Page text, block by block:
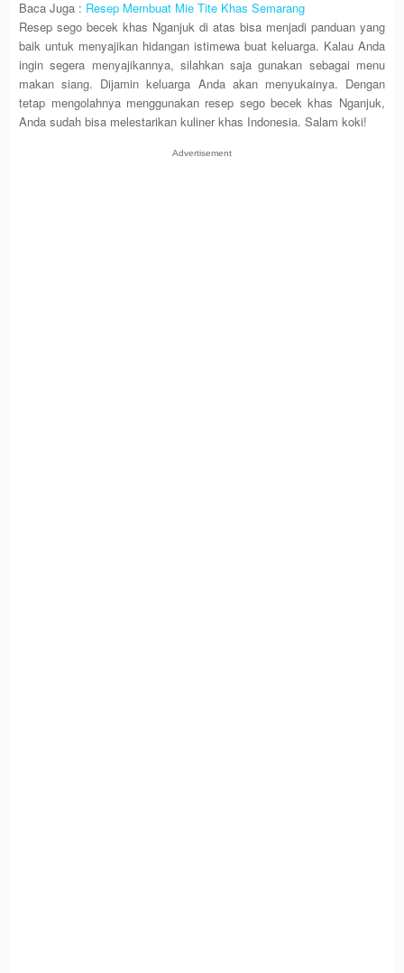
Baca Juga : Resep Membuat Mie Tite Khas Semarang
Resep sego becek khas Nganjuk di atas bisa menjadi panduan yang
baik untuk menyajikan hidangan istimewa buat keluarga. Kalau Anda
ingin segera menyajikannya, silahkan saja gunakan sebagai menu
makan siang. Dijamin keluarga Anda akan menyukainya. Dengan
tetap mengolahnya menggunakan resep sego becek khas Nganjuk,
Anda sudah bisa melestarikan kuliner khas Indonesia. Salam koki!
Advertisement